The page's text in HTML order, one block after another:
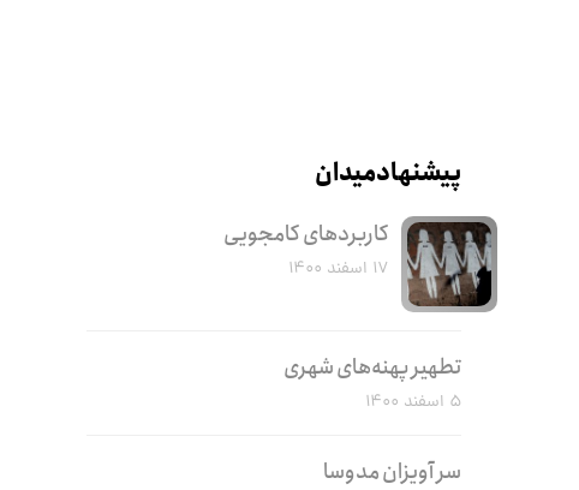
پیشنهاد میدان
کاربرد‌های کامجویی
۱۷ اسفند ۱۴۰۰
تطهیر پهنه‌های شهری
۵ اسفند ۱۴۰۰
سر آویزان مدوسا